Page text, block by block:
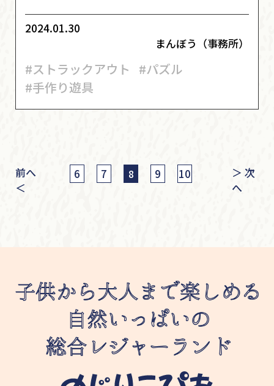
2024.01.30
まんぼう（事務所）
#ストラックアウト
#パズル
#手作り遊具
前へ
＜
6 7 8 9 10
＞ 次
へ